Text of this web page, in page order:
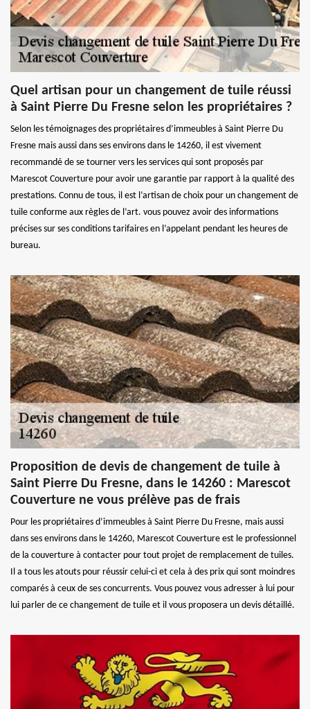
Quel artisan pour un changement de tuile réussi
à Saint Pierre Du Fresne selon les propriétaires ?
Selon les témoignages des propriétaires d’immeubles à Saint Pierre Du
Fresne mais aussi dans ses environs dans le 14260, il est vivement
recommandé de se tourner vers les services qui sont proposés par
Marescot Couverture pour avoir une garantie par rapport à la qualité des
prestations. Connu de tous, il est l’artisan de choix pour un changement de
tuile conforme aux règles de l’art. vous pouvez avoir des informations
précises sur ses conditions tarifaires en l’appelant pendant les heures de
bureau.
Proposition de devis de changement de tuile à
Saint Pierre Du Fresne, dans le 14260 : Marescot
Couverture ne vous prélève pas de frais
Pour les propriétaires d’immeubles à Saint Pierre Du Fresne, mais aussi
dans ses environs dans le 14260, Marescot Couverture est le professionnel
de la couverture à contacter pour tout projet de remplacement de tuiles.
Il a tous les atouts pour réussir celui-ci et cela à des prix qui sont moindres
comparés à ceux de ses concurrents. Vous pouvez vous adresser à lui pour
lui parler de ce changement de tuile et il vous proposera un devis détaillé.